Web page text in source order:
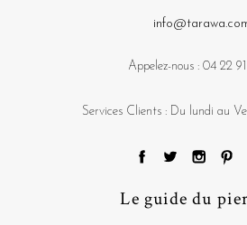
Appelez-nous : 04 22
Services Clients : Du lundi au
Le guide du